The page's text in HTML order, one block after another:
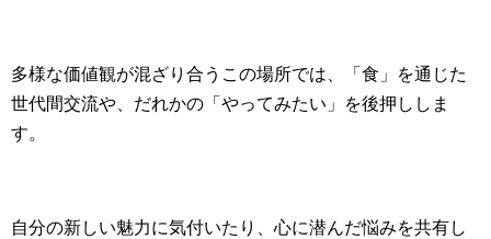
多様な価値観が混ざり合うこの場所では、「食」を通じた
世代間交流や、だれかの「やってみたい」を後押ししま
す。
自分の新しい魅力に気付いたり、心に潜んだ悩みを共有し